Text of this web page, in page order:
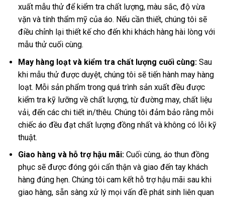
xuất mẫu thử để kiểm tra chất lượng, màu sắc, độ vừa
vặn và tính thẩm mỹ của áo. Nếu cần thiết, chúng tôi sẽ
điều chỉnh lại thiết kế cho đến khi khách hàng hài lòng với
mẫu thử cuối cùng.
May hàng loạt và kiểm tra chất lượng cuối cùng:Sau
khi mẫu thử được duyệt, chúng tôi sẽ tiến hành may hàng
loạt. Mỗi sản phẩm trong quá trình sản xuất đều được
kiểm tra kỹ lưỡng về chất lượng, từ đường may, chất liệu
vải, đến các chi tiết in/thêu. Chúng tôi đảm bảo rằng mỗi
chiếc áo đều đạt chất lượng đồng nhất và không có lỗi kỹ
thuật.
Giao hàng và hỗ trợ hậu mãi:Cuối cùng, áo thun đồng
phục sẽ được đóng gói cẩn thận và giao đến tay khách
hàng đúng hẹn. Chúng tôi cam kết hỗ trợ hậu mãi sau khi
giao hàng, sẵn sàng xử lý mọi vấn đề phát sinh liên quan